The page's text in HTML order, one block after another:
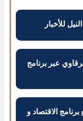
للأخبار
عبر برنامج
الاقتصاد و